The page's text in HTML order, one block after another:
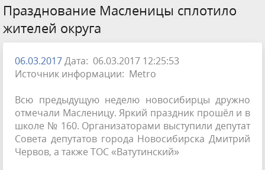
Празднование Масленицы сплотило
жителей округа
06.03.2017Дата: 06.03.2017 12:25:53
Источник информации: Metro
Всю предыдущую неделю новосибирцы дружно
отмечали Масленицу. Яркий праздник прошёл и в
школе № 160. Организаторами выступили депутат
Совета депутатов города Новосибирска Дмитрий
Червов, а также ТОС «Ватутинский»